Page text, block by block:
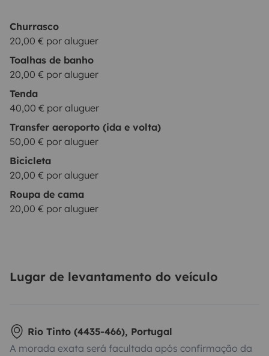
Churrasco
20,00 € por aluguer
Toalhas de banho
20,00 € por aluguer
Tenda
40,00 € por aluguer
Transfer aeroporto (ida e volta)
50,00 € por aluguer
Bicicleta
20,00 € por aluguer
Roupa de cama
20,00 € por aluguer
Lugar de levantamento do veículo
Rio Tinto (4435-466), Portugal
A morada exata será facultada após confirmação da